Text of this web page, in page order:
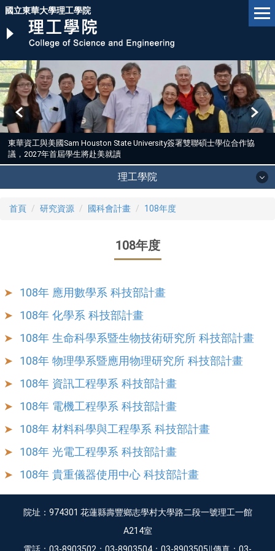
跳
主
內
容
區
國立東華大學理工學院
東華資工與美國Sam Houston State University簽署雙聯碩士學位合作協
議，2027年首屆學生將赴美就讀
理工學院
首頁 研究資源 國科會計畫 108年度
108年度
108年 應用數學系 科技部計畫
108年 化學系 科技部計畫
108年 生命科學系暨生物技術研究所 科技部計畫
108年 物理學系暨應用物理研究所 科技部計畫
108年 資訊工程學系 科技部計畫
108年 電機工程學系 科技部計畫
108年 材料科學與工程學系 科技部計畫
108年 光電工程學系 科技部計畫
108年 貴重儀器使用中心 科技部計畫
院址：974301 花蓮縣壽豐鄉志學村大學路二段一號理工一館
A214室